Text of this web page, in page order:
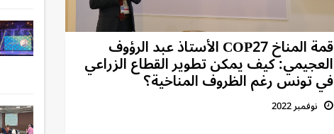
قمة المناخ COP27 الأستاذ عبد الرؤوف
العجيمي: كيف يمكن تطوير القطاع الزراعي
في تونس رغم الظروف المناخية؟
نوفمبر 2022